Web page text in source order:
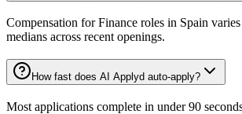
Compensation for Finance roles in Spain
medians across recent openings.
How fast does AI Applyd auto-apply?
Most applications complete in under 90